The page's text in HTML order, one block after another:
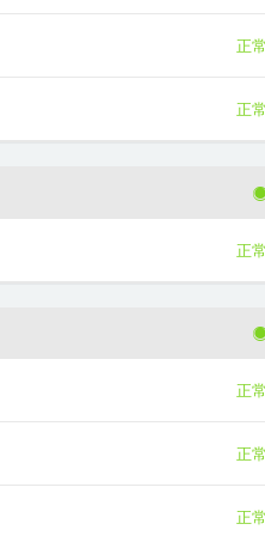
正常
正常
正常
正常
正常
正常